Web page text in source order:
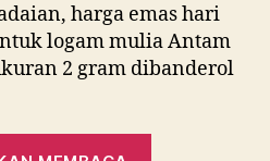
harga emas hari
logam mulia Antam
2 gram dibanderol